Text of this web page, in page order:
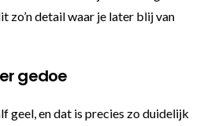
zo’n detail waar je later blij van
gedoe
geel, en dat is precies zo duidelijk